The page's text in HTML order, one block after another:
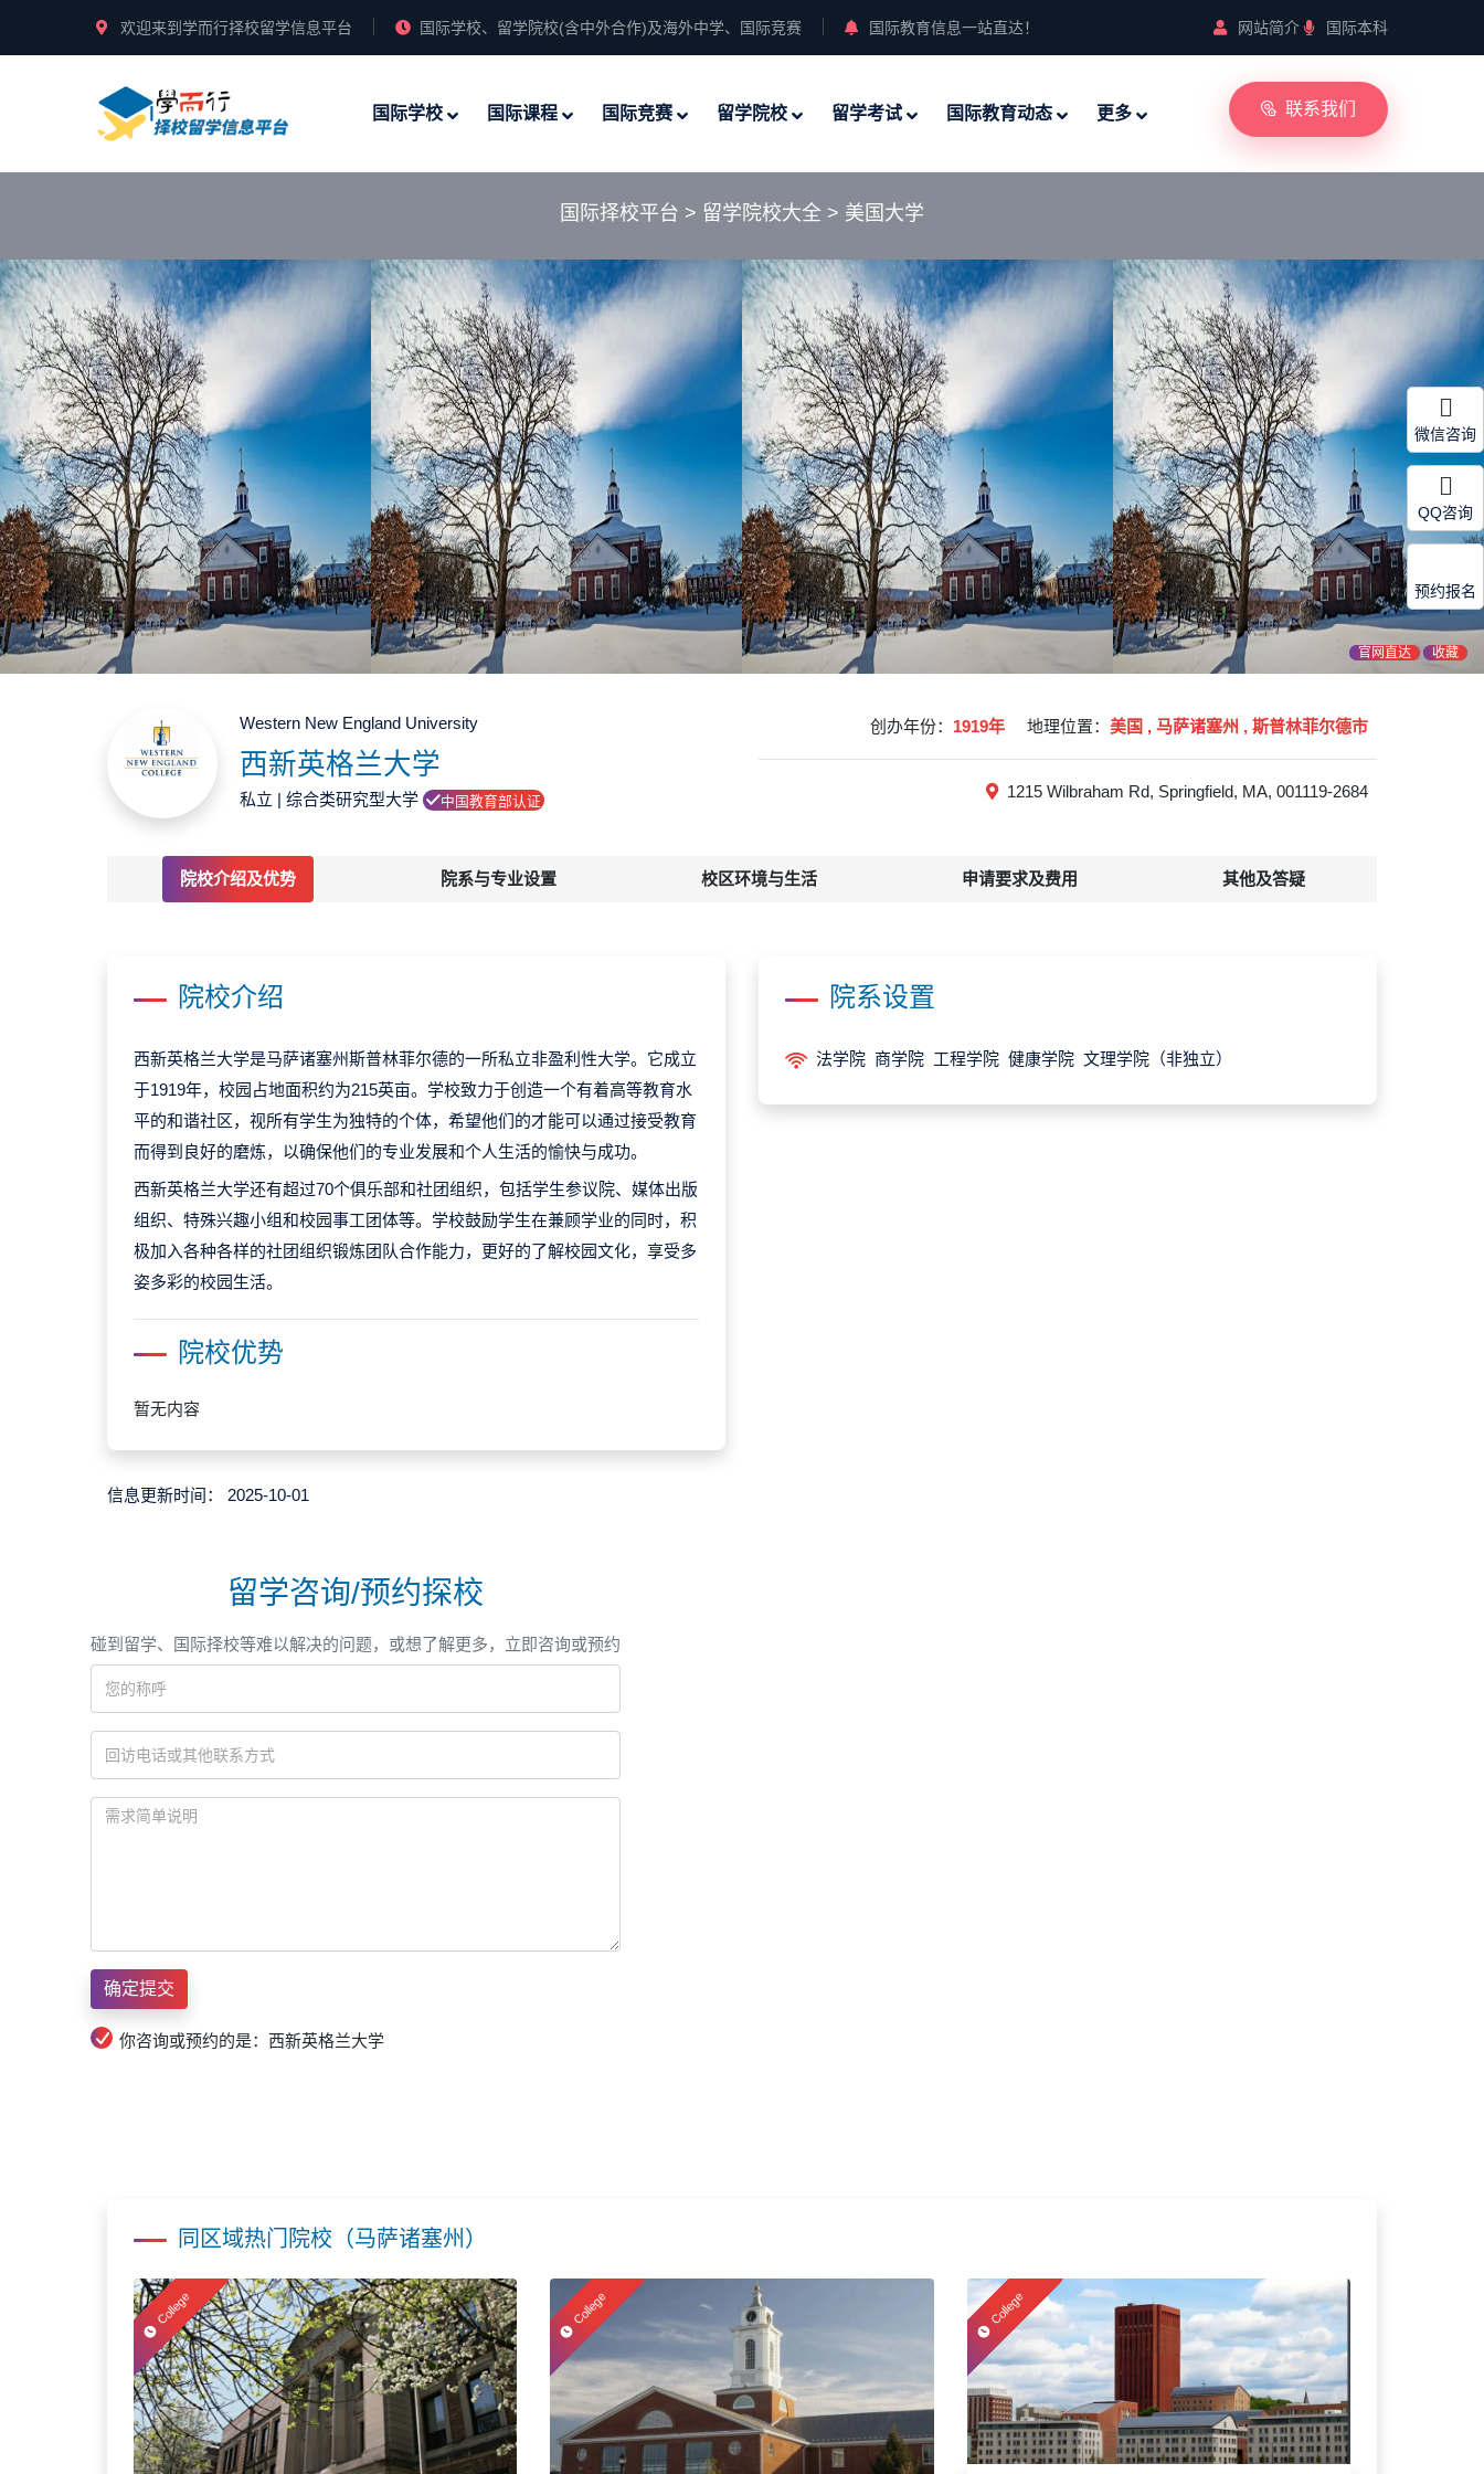
欢迎来到学而行择校留学信息平台 国际学校、留学院校(含中外合作)及海外中学、国际竞赛 国际教育信息一站直达！ 网站简介 国际本科
国际学校 国际课程 国际竞赛 留学院校 留学考试 国际教育动态 更多 联系我们
国际择校平台 > 留学院校大全 > 美国大学
官网直达 收藏
Western New England University
西新英格兰大学
私立 | 综合类研究型大学 中国教育部认证
创办年份： 1919年 地理位置： 美国 , 马萨诸塞州 , 斯普林菲尔德市
1215 Wilbraham Rd, Springfield, MA, 001119-2684
院校介绍及优势 院系与专业设置 校区环境与生活 申请要求及费用 其他及答疑
院校介绍
西新英格兰大学是马萨诸塞州斯普林菲尔德的一所私立非盈利性大学。它成立
于1919年，校园占地面积约为215英亩。学校致力于创造一个有着高等教育水
平的和谐社区，视所有学生为独特的个体，希望他们的才能可以通过接受教育
而得到良好的磨炼，以确保他们的专业发展和个人生活的愉快与成功。
西新英格兰大学还有超过70个俱乐部和社团组织，包括学生参议院、媒体出版
组织、特殊兴趣小组和校园事工团体等。学校鼓励学生在兼顾学业的同时，积
极加入各种各样的社团组织锻炼团队合作能力，更好的了解校园文化，享受多
姿多彩的校园生活。
院校优势
暂无内容
院系设置
法学院 商学院 工程学院 健康学院 文理学院（非独立）
信息更新时间： 2025-10-01
留学咨询/预约探校
碰到留学、国际择校等难以解决的问题，或想了解更多，立即咨询或预约
你咨询或预约的是：西新英格兰大学
同区域热门院校（马萨诸塞州）
College College College
微信咨询
QQ咨询
预约报名